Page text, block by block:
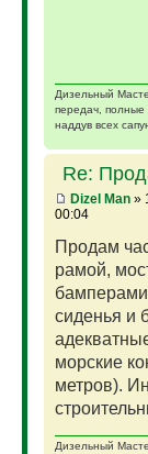
Дизельный
передач, полные
наддув всех
Re:
Dizel Man»
00:04
Продам
рамой,
сиденья и
морские
метров).
Дизельный